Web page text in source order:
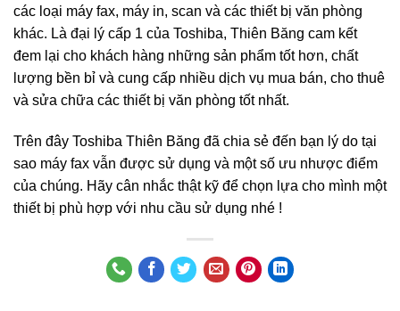
các loại máy fax, máy in, scan và các thiết bị văn phòng
khác. Là đại lý cấp 1 của Toshiba, Thiên Băng cam kết
đem lại cho khách hàng những sản phẩm tốt hơn, chất
lượng bền bỉ và cung cấp nhiều dịch vụ mua bán, cho thuê
và sửa chữa các thiết bị văn phòng tốt nhất.
Trên đây Toshiba Thiên Băng đã chia sẻ đến bạn lý do tại
sao máy fax vẫn được sử dụng và một số ưu nhược điểm
của chúng. Hãy cân nhắc thật kỹ để chọn lựa cho mình một
thiết bị phù hợp với nhu cầu sử dụng nhé !